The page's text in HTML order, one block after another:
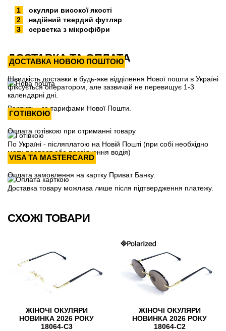
окуляри високої якості
надійний твердий футляр
серветка з мікрофібри
ДОСТАВКА ТА ОПЛАТА
ДОСТАВКА НОВОЮ ПОШТОЮ
Швидкість доставки в будь-яке відділення Нової пошти в Україні
фіксується оператором, але зазвичай не перевищує 1-3
календарні дні.
Вартість - за тарифами Нової Пошти.
ГОТІВКОЮ
Оплата готівкою при отриманні товару
По Україні - післяплатою на Новій Пошті (при собі необхідно
мати паспорт або посвідчення водія)
VISA ТА MASTERCARD
Оплата замовлення на картку Приват Банку.
Доставка товару можлива лише після підтвердження платежу.
СХОЖІ ТОВАРИ
ЖІНОЧІ ОКУЛЯРИ
НОВИНКА 2026 РОКУ
18064-C3
ЖІНОЧІ ОКУЛЯРИ
НОВИНКА 2026 РОКУ
18064-C2